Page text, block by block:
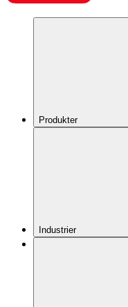
Produkter
Industrier